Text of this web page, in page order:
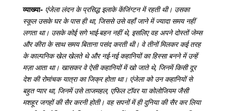
व्याख्या- एंजेला लंदन के प्रसिद्ध इलाके केंजिंग्टन में रहती थी। उसका
स्कूल उसके घर के पास ही था, जिससे उसे वहाँ जाने में ज्यादा समय नहीं
लगता था। उसके कोई सगे भाई-बहन नहीं थे, इसलिए वह अपने दोस्तों जेम्स
और कीरा के साथ समय बिताना पसंद करती थी। वे तीनों मिलकर कई तरह
के काल्पनिक खेल खेलते थे और नई-नई कहानियों का हिस्सा बनने में उन्हें
मज़ा आता था। खासकर वे ऐसी कहानियों में खो जाते थे, जिनमें किसी दूर
देश की रोमांचक यात्रा का जिक्र होता था। एंजेला को उन कहानियों से
बहुत प्यार था, जिनमें उसे ताजमहल, एफिल टॉवर या कोलोजियम जैसी
मशहूर जगहों की सैर करनी होती। वह सपनों में ही दुनिया की सैर कर लिया